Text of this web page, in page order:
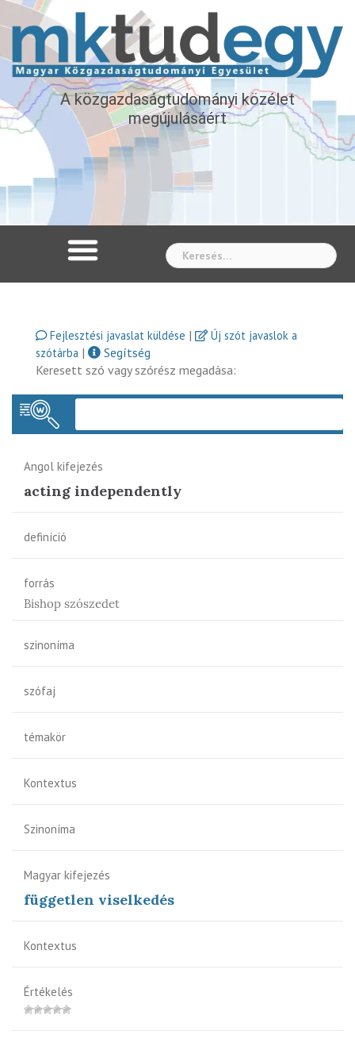
A közgazdaságtudományi közélet
megújulásáért
Fejlesztési javaslat küldése |
Új szót javaslok a
szótárba |
Segítség
Keresett szó vagy szórész megadása:
Angol kifejezés
acting independently
definíció
forrás
Bishop szószedet
szinoníma
szófaj
témakör
Kontextus
Szinoníma
Magyar kifejezés
független viselkedés
Kontextus
Értékelés